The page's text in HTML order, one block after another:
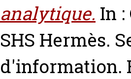
analytique. In
SHS Hermès.
d'information.